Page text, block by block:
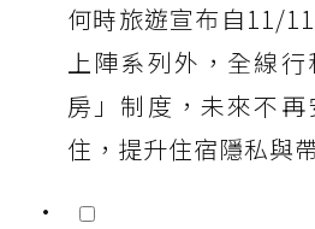
何時旅遊宣布自11/
上陣系列外，全線
房」制度，未來不
住，提升住宿隱私與